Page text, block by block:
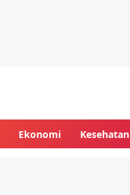
Ekonomi Kesehatan